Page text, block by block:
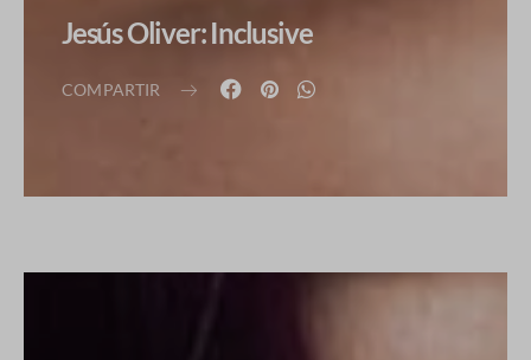
Jesús Oliver: Inclusive
COMPARTIR